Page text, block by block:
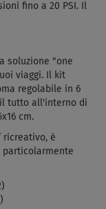
fino a 20 PSI. Il
soluzione "one
viaggi. Il kit
regolabile in 6
tutto all'interno di
cm.
ricreativo, è
particolarmente